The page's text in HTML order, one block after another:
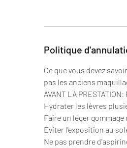
Politique
Ce que vous devez
pas les anciens
AVANT LA
Hydrater les lèvres
Faire un léger
Eviter l'exposition au
Ne pas prendre